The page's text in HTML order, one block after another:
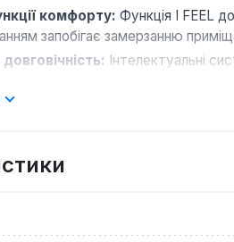
комфорту: Функція I FEEL
запобігає замерзанню
Інтелектуальні
система є сучасним рішенням